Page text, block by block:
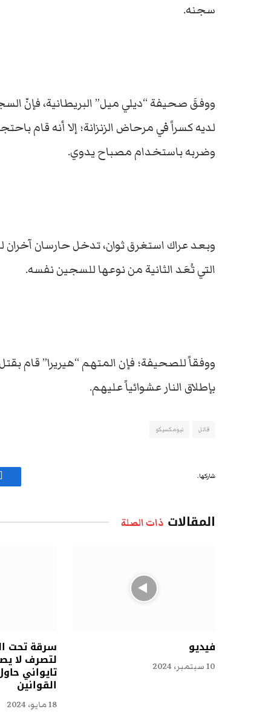
سجنه.
لديه كسراً في مرحاض الزنزانة؛ إلا أنه قام
وضربه باستخدام مصباح يدوي.
وبعد عراك استغرق ثوان، تدخل حارسان
التي تُعَد الثانية من نوعها للسجين نفسه.
بإطلاق النار عشوائياً عليهم.
قاتل نيومكسيكو
شاركها.
المقالات ذات الصلة
فيديو
10 سبتمبر، 2024
سرقة تحت
لتصرف لا
تايواني
القوانين
18 مايو، 2024